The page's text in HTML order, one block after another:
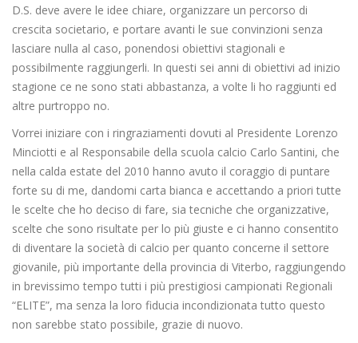
D.S. deve avere le idee chiare, organizzare un percorso di
crescita societario, e portare avanti le sue convinzioni senza
lasciare nulla al caso, ponendosi obiettivi stagionali e
possibilmente raggiungerli. In questi sei anni di obiettivi ad inizio
stagione ce ne sono stati abbastanza, a volte li ho raggiunti ed
altre purtroppo no.
Vorrei iniziare con i ringraziamenti dovuti al Presidente Lorenzo
Minciotti e al Responsabile della scuola calcio Carlo Santini, che
nella calda estate del 2010 hanno avuto il coraggio di puntare
forte su di me, dandomi carta bianca e accettando a priori tutte
le scelte che ho deciso di fare, sia tecniche che organizzative,
scelte che sono risultate per lo più giuste e ci hanno consentito
di diventare la società di calcio per quanto concerne il settore
giovanile, più importante della provincia di Viterbo, raggiungendo
in brevissimo tempo tutti i più prestigiosi campionati Regionali
“ELITE”, ma senza la loro fiducia incondizionata tutto questo
non sarebbe stato possibile, grazie di nuovo.